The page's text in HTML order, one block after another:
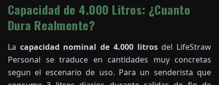
Capacidad de 4.000 Litros: ¿Cuanto
Dura Realmente?
La capacidad nominal de 4.000 litrosdel LifeStraw
Personal se traduce en cantidades muy concretas
segun el escenario de uso. Para un senderista que